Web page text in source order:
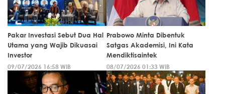
Pakar Investasi Sebut Dua Hal
Utama yang Wajib Dikuasai
Investor
09/07/2026 16:58 WIB
Prabowo Minta Dibentuk
Satgas Akademisi, Ini Kata
Mendiktisaintek
08/07/2026 01:33 WIB